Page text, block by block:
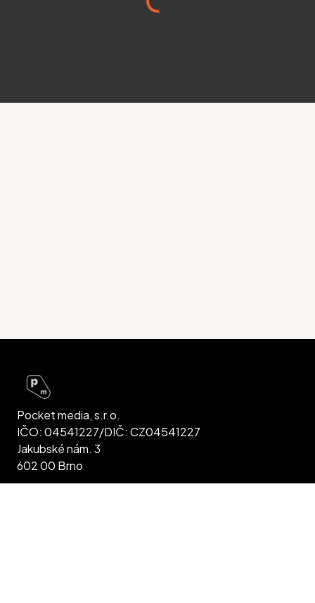
Pocket media, s.r.o.
IČO: 04541227/DIČ: CZ04541227
Jakubské nám. 3
602 00 Brno